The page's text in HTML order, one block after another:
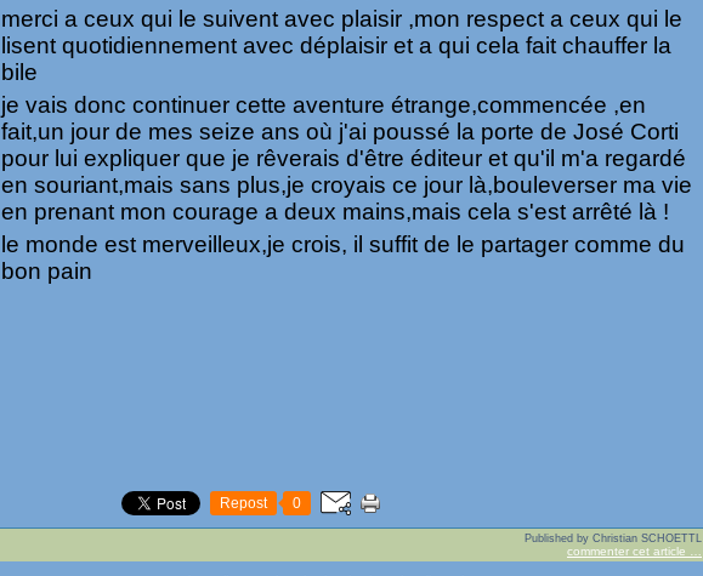
merci a ceux qui le suivent avec plaisir ,mon respect a ceux qui le
lisent quotidiennement avec déplaisir et a qui cela fait chauffer la
bile
je vais donc continuer cette aventure étrange,commencée ,en
fait,un jour de mes seize ans où j'ai poussé la porte de José Corti
pour lui expliquer que je rêverais d'être éditeur et qu'il m'a regardé
en souriant,mais sans plus,je croyais ce jour là,bouleverser ma vie
en prenant mon courage a deux mains,mais cela s'est arrêté là !
le monde est merveilleux,je crois, il suffit de le partager comme du
bon pain
Repost 0
Published by Christian SCHOETTL
commenter cet article